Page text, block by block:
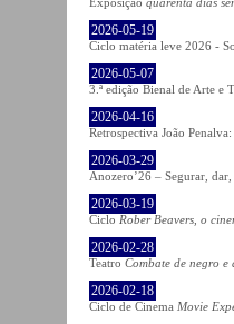
2026-05-19
Ciclo matéria leve 2026 -
2026-05-07
3.ª edição Bienal de Arte e
2026-04-16
Retrospectiva João
2026-03-29
Anozero’26 – Segurar,
2026-03-19
Ciclo Rober Beavers, o
2026-02-28
Teatro Combate de negro e
2026-02-18
Ciclo de Cinema Movie